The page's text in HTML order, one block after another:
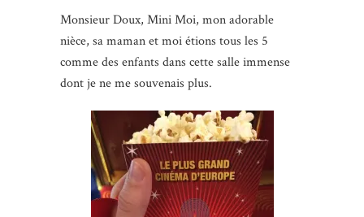
Monsieur Doux, Mini Moi, mon adorable
nièce, sa maman et moi étions tous les 5
comme des enfants dans cette salle immense
dont je ne me souvenais plus.